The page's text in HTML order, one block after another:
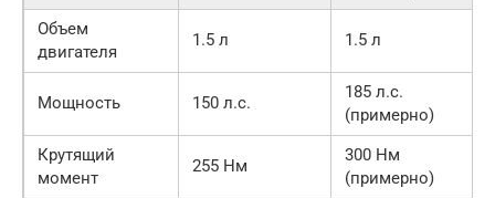
Объем
двигателя
1.5 л 1.5 л
Мощность 150 л.с.
185 л.с.
(примерно)
Крутящий
момент
255 Нм
300 Нм
(примерно)